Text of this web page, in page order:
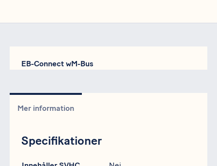
EB-Connect wM-Bus
Mer information
Specifikationer
SpecifikationData